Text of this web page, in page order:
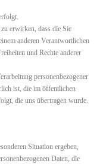
erwirken, dass die Sie
anderen Verantwortlichen
und Rechte anderer
personenbezogener
ist, die im öffentlichen
die uns übertragen wurde.
Situation ergeben,
Daten, die